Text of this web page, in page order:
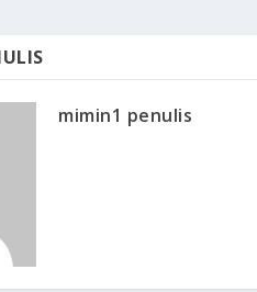
mimin1 penulis